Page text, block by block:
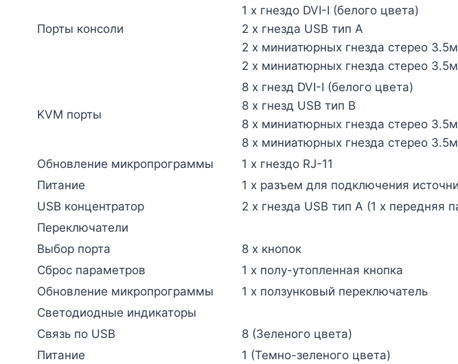
Порты консоли
1 x гнездо DVI-I (белого цвета)
2 x гнезда USB тип А
2 x миниатюрных гнезда стерео
2 x миниатюрных гнезда стерео
KVM порты
8 x гнезд DVI-I (белого цвета)
8 x гнезд USB тип B
8 x миниатюрных гнезда стерео
8 x миниатюрных гнезда стерео
Обновление микропрограммы
1 x гнездо RJ-11
Питание
1 x разъем для подключения
USB концентратор
2 x гнезда USB тип А (1 x передняя
Переключатели
Выбор порта
8 x кнопок
Сброс параметров
1 x полу-утопленная кнопка
Обновление микропрограммы
1 x ползунковый переключатель
Светодиодные индикаторы
Связь по USB
8 (Зеленого цвета)
Питание
1 (Темно-зеленого цвета)